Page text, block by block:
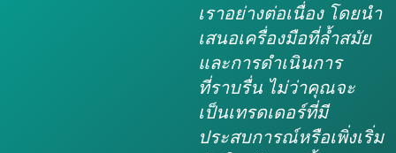
เราอย่างต่อเนื่อง โดยนำ
เสนอเครื่องมือที่ล้ำสมัย
และการดำเนินการ
ที่ราบรื่น ไม่ว่าคุณจะ
เป็นเทรดเดอร์ที่มี
ประสบการณ์หรือเพิ่งเริ่ม